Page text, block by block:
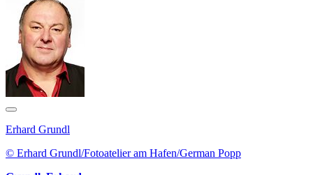
Erhard Grundl
© Erhard Grundl/Fotoatelier am Hafen/German Popp